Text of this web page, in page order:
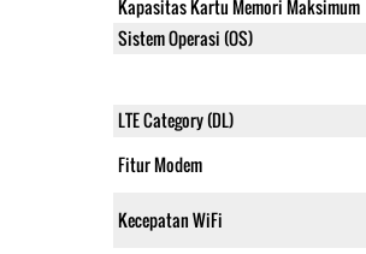
Kapasitas Kartu Memori Maksimum
Sistem Operasi (OS)
LTE Category (DL)
Fitur Modem
Kecepatan WiFi